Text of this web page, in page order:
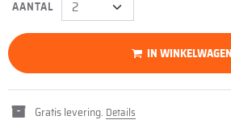
AANTAL
IN WINKELWAGEN
Gratis levering. Details